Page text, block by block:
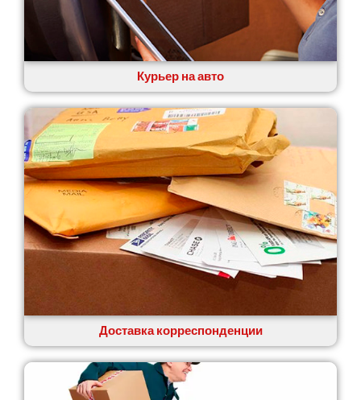
Курьер на авто
Доставка корреспонденции